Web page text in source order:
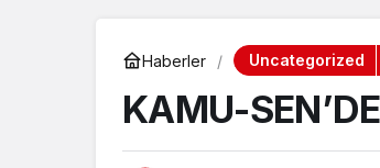
Haberler Uncategorized
KAMU-